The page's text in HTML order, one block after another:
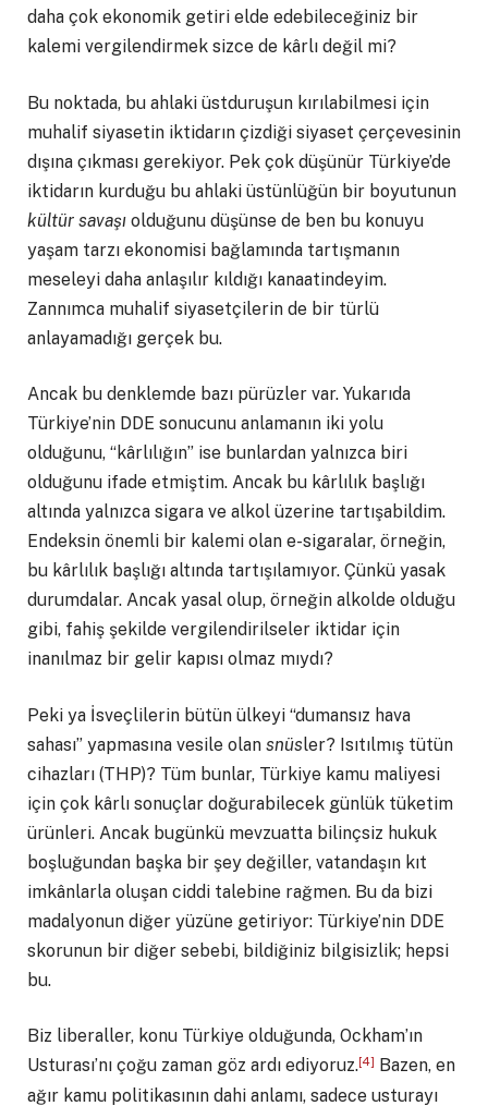
daha çok ekonomik getiri elde edebileceğiniz bir
kalemi vergilendirmek sizce de kârlı değil mi?
Bu noktada, bu ahlaki üstduruşun kırılabilmesi için
muhalif siyasetin iktidarın çizdiği siyaset çerçevesinin
dışına çıkması gerekiyor. Pek çok düşünür Türkiye’de
iktidarın kurduğu bu ahlaki üstünlüğün bir boyutunun
kültür savaşı olduğunu düşünse de ben bu konuyu
yaşam tarzı ekonomisi bağlamında tartışmanın
meseleyi daha anlaşılır kıldığı kanaatindeyim.
Zannımca muhalif siyasetçilerin de bir türlü
anlayamadığı gerçek bu.
Ancak bu denklemde bazı pürüzler var. Yukarıda
Türkiye’nin DDE sonucunu anlamanın iki yolu
olduğunu, “kârlılığın” ise bunlardan yalnızca biri
olduğunu ifade etmiştim. Ancak bu kârlılık başlığı
altında yalnızca sigara ve alkol üzerine tartışabildim.
Endeksin önemli bir kalemi olan e-sigaralar, örneğin,
bu kârlılık başlığı altında tartışılamıyor. Çünkü yasak
durumdalar. Ancak yasal olup, örneğin alkolde olduğu
gibi, fahiş şekilde vergilendirilseler iktidar için
inanılmaz bir gelir kapısı olmaz mıydı?
Peki ya İsveçlilerin bütün ülkeyi “dumansız hava
sahası” yapmasına vesile olan snüsler? Isıtılmış tütün
cihazları (THP)? Tüm bunlar, Türkiye kamu maliyesi
için çok kârlı sonuçlar doğurabilecek günlük tüketim
ürünleri. Ancak bugünkü mevzuatta bilinçsiz hukuk
boşluğundan başka bir şey değiller, vatandaşın kıt
imkânlarla oluşan ciddi talebine rağmen. Bu da bizi
madalyonun diğer yüzüne getiriyor: Türkiye’nin DDE
skorunun bir diğer sebebi, bildiğiniz bilgisizlik; hepsi
bu.
Biz liberaller, konu Türkiye olduğunda, Ockham’ın
Usturası’nı çoğu zaman göz ardı ediyoruz.[4] Bazen, en
ağır kamu politikasının dahi anlamı, sadece usturayı